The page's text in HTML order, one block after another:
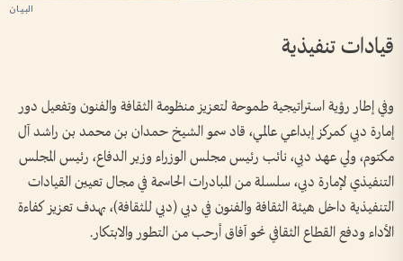
قيادات تنفيذية
وفي إطار رؤية استراتيجية طموحة لتعزيز منظومة الثقافة والفنون وتفعيل دور
إمارة دبي كمركز إبداعي عالمي، قاد سمو الشيخ حمدان بن محمد بن راشد آل
مكتوم، ولي عهد دبي، نائب رئيس مجلس الوزراء وزير الدفاع، رئيس المجلس
التنفيذي لإمارة دبي، سلسلة من المبادرات الحاسمة في مجال تعيين القيادات
التنفيذية داخل هيئة الثقافة والفنون في دبي (دبي للثقافة)، بهدف تعزيز كفاءة
الأداء ودفع القطاع الثقافي نحو آفاق أرحب من التطور والابتكار.